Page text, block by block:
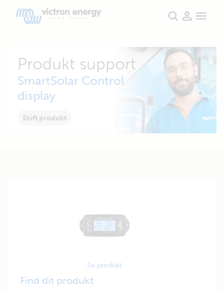
Produkt support
SmartSolar Control
display
Skift produkt
Se produkt
Find dit produkt